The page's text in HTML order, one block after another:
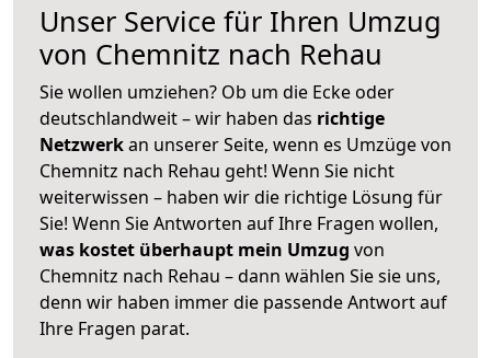
Unser Service für Ihren Umzug
von Chemnitz nach Rehau
Sie wollen umziehen? Ob um die Ecke oder
deutschlandweit – wir haben das richtige
Netzwerkan unserer Seite, wenn es Umzüge von
Chemnitz nach Rehau geht! Wenn Sie nicht
weiterwissen – haben wir die richtige Lösung für
Sie! Wenn Sie Antworten auf Ihre Fragen wollen,
was kostet überhaupt mein Umzug von
Chemnitz nach Rehau – dann wählen Sie sie uns,
denn wir haben immer die passende Antwort auf
Ihre Fragen parat.